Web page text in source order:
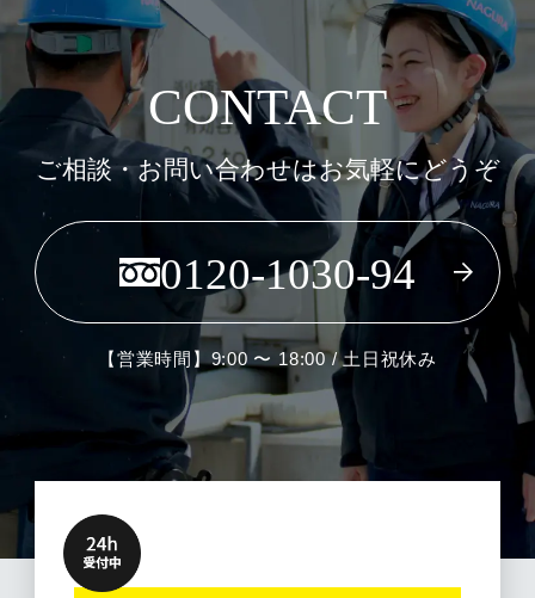
CONTACT
ご相談・お問い合わせはお気軽にどうぞ
0120-1030-94
【営業時間】9:00 〜 18:00 / 土日祝休み